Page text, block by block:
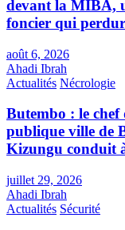
devant la MIBA,
foncier qui
août 6, 2026
Ahadi Ibrah
Actualités Nécrologie
Butembo : le
publique ville de
Kizungu conduit
juillet 29, 2026
Ahadi Ibrah
Actualités Sécurité